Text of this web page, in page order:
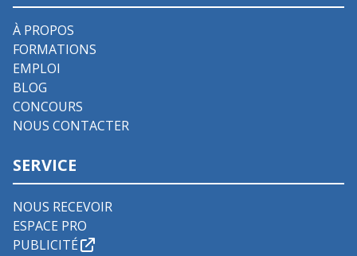
À PROPOS
FORMATIONS
EMPLOI
BLOG
CONCOURS
NOUS CONTACTER
SERVICE
NOUS RECEVOIR
ESPACE PRO
PUBLICITÉ